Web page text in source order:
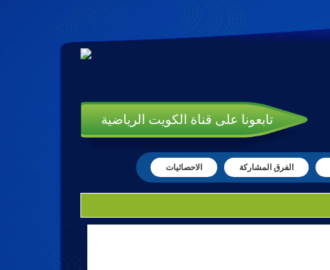
تابعونا على قناة الكويت الرياضية
الاحصائيات الفرق المشاركة